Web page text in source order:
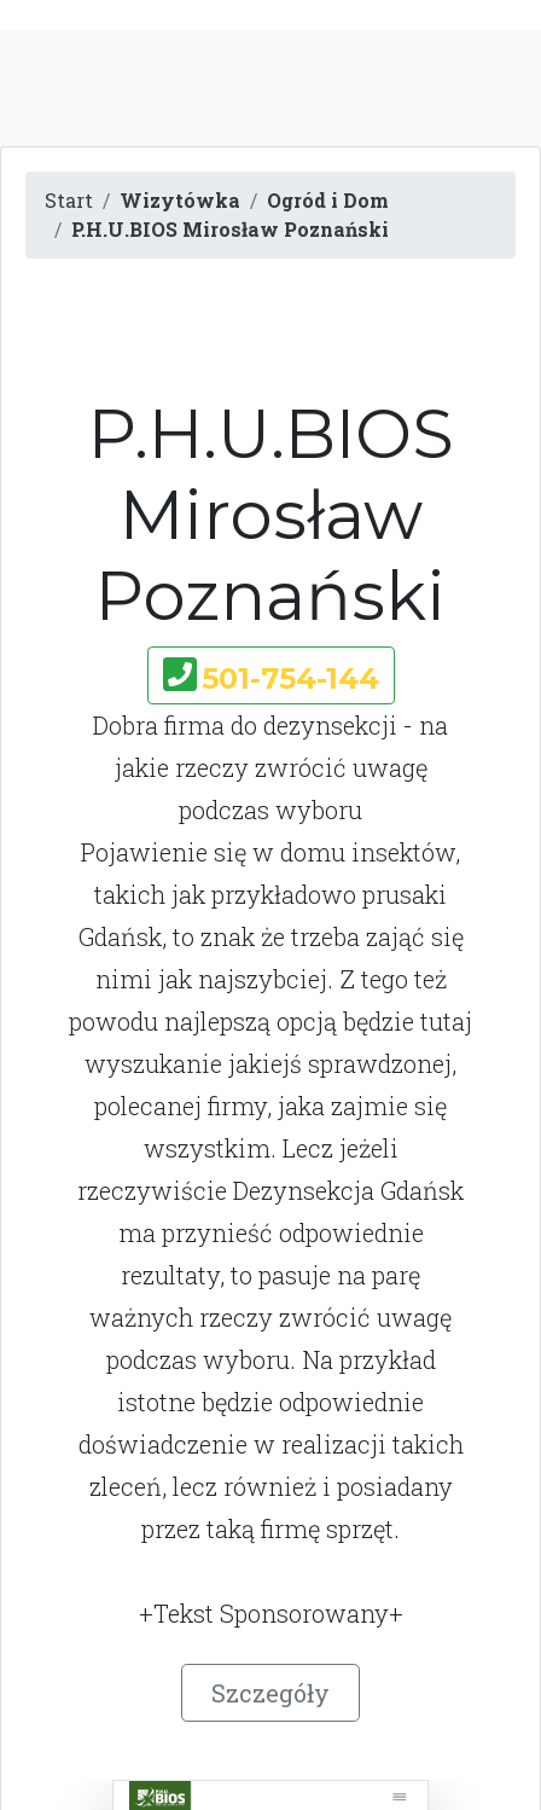
Start Wizytówka
Ogród i Dom
P.H.U.BIOS Mirosław Poznański
P.H.U.BIOS
Mirosław
Poznański
501-754-144
Dobra firma do dezynsekcji - na
jakie rzeczy zwrócić uwagę
podczas wyboru
Pojawienie się w domu insektów,
takich jak przykładowo prusaki
Gdańsk, to znak że trzeba zająć się
nimi jak najszybciej. Z tego też
powodu najlepszą opcją będzie tutaj
wyszukanie jakiejś sprawdzonej,
polecanej firmy, jaka zajmie się
wszystkim. Lecz jeżeli
rzeczywiście Dezynsekcja Gdańsk
ma przynieść odpowiednie
rezultaty, to pasuje na parę
ważnych rzeczy zwrócić uwagę
podczas wyboru. Na przykład
istotne będzie odpowiednie
doświadczenie w realizacji takich
zleceń, lecz również i posiadany
przez taką firmę sprzęt.
+Tekst Sponsorowany+
Szczegóły